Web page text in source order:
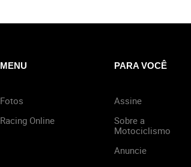
MENU
Fotos
Racing Online
PARA VOCÊ
Assine
Sobre a
Motociclismo
Anuncie